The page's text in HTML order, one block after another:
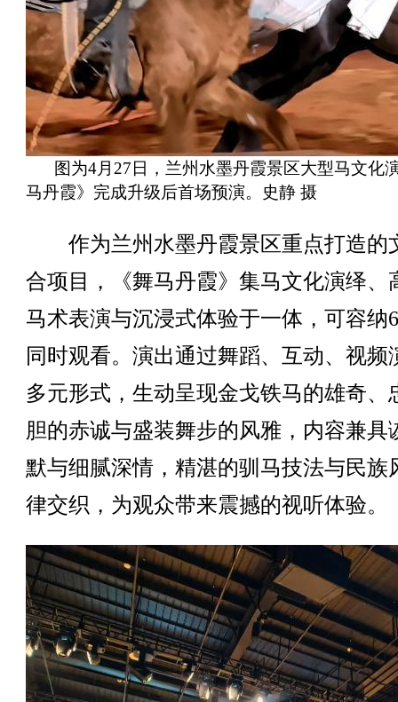
图为4月27日，兰州水墨丹霞景区大型马文化
马丹霞》完成升级后首场预演。史静 摄
作为兰州水墨丹霞景区重点打造的
合项目，《舞马丹霞》集马文化演绎、
马术表演与沉浸式体验于一体，可容纳
同时观看。演出通过舞蹈、互动、视频
多元形式，生动呈现金戈铁马的雄奇、
胆的赤诚与盛装舞步的风雅，内容兼具
默与细腻深情，精湛的驯马技法与民族
律交织，为观众带来震撼的视听体验。